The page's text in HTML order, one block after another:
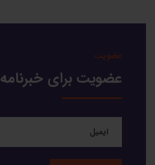
عضویت
عضویت برای خبرنامه